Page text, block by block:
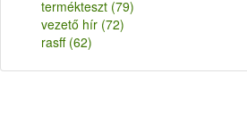
termékteszt (79)
vezető hír (72)
rasff (62)